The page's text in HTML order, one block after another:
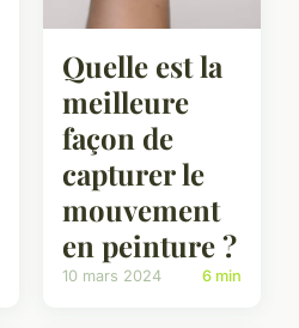
Quelle est la
meilleure
façon de
capturer le
mouvement
en peinture ?
10 mars 2024 6 min